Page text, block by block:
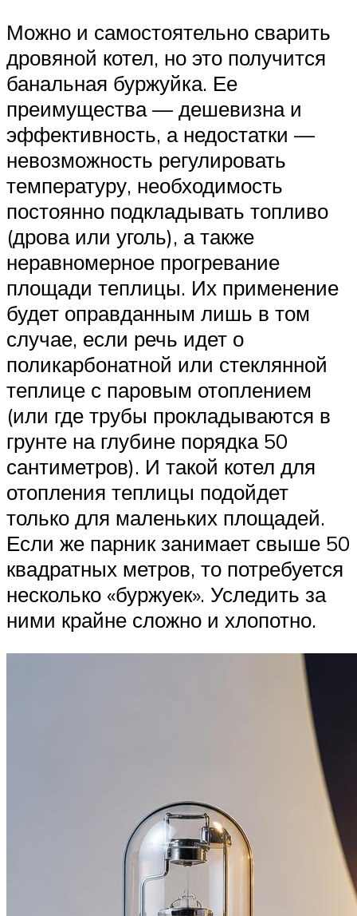
Можно и самостоятельно сварить
дровяной котел, но это получится
банальная буржуйка. Ее
преимущества — дешевизна и
эффективность, а недостатки —
невозможность регулировать
температуру, необходимость
постоянно подкладывать топливо
(дрова или уголь), а также
неравномерное прогревание
площади теплицы. Их применение
будет оправданным лишь в том
случае, если речь идет о
поликарбонатной или стеклянной
теплице с паровым отоплением
(или где трубы прокладываются в
грунте на глубине порядка 50
сантиметров). И такой котел для
отопления теплицы подойдет
только для маленьких площадей.
Если же парник занимает свыше 50
квадратных метров, то потребуется
несколько «буржуек». Уследить за
ними крайне сложно и хлопотно.